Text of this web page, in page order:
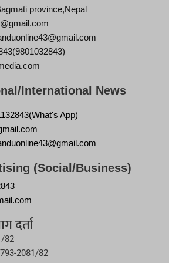
province,Nepal
International News
App)
(Social/Business)
दर्ता
82
2081/82